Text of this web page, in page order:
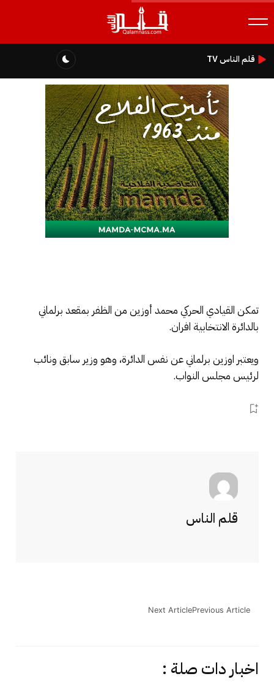
قلم الناس TV
تمكن القيادي الحركي محمد أوزين من الظفر بمقعد برلماني
بالدائرة الانتخابية افران.
ويعتبر اوزين برلماني عن نفس الدائرة، وهو وزير سابق ونائب
لرئيس مجلس النواب.
قلم الناس
Previous Article
Next Article
اخبار دات صلة :